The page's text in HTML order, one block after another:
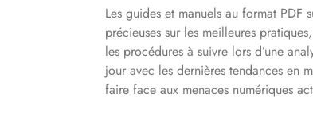
Les guides et manuels au format
précieuses sur les meilleures
les procédures à suivre lors d’une
jour avec les dernières tendances en
faire face aux menaces numériques